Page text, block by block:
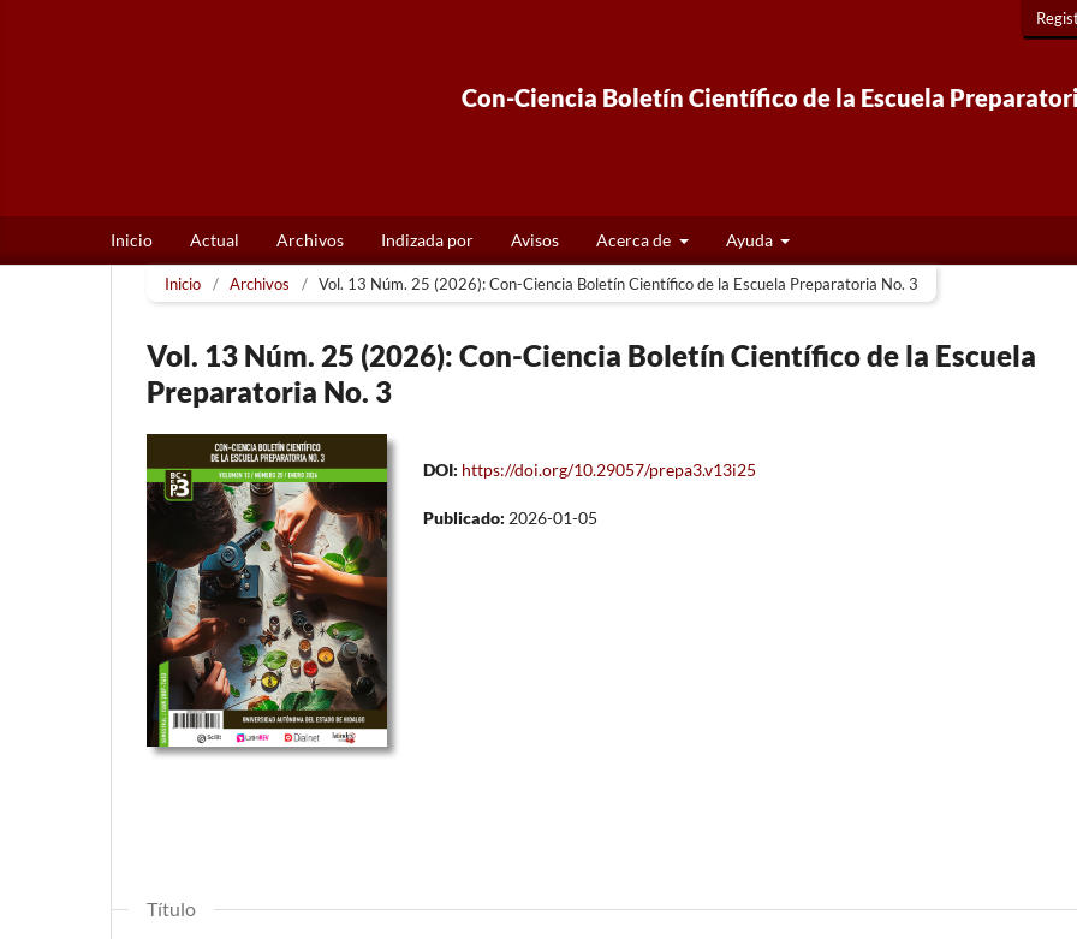
Con-Ciencia Boletín Científico de la Escuela
Inicio Actual Archivos Indizada por Avisos Acerca de Ayuda
Inicio / Archivos / Vol. 13 Núm. 25 (2026): Con-Ciencia Boletín Científico de la Escuela Preparatoria No. 3
Vol. 13 Núm. 25 (2026): Con-Ciencia Boletín Científico de la Escuela
Preparatoria No. 3
DOI: https://doi.org/10.29057/prepa3.v13i25
Publicado: 2026-01-05
Título